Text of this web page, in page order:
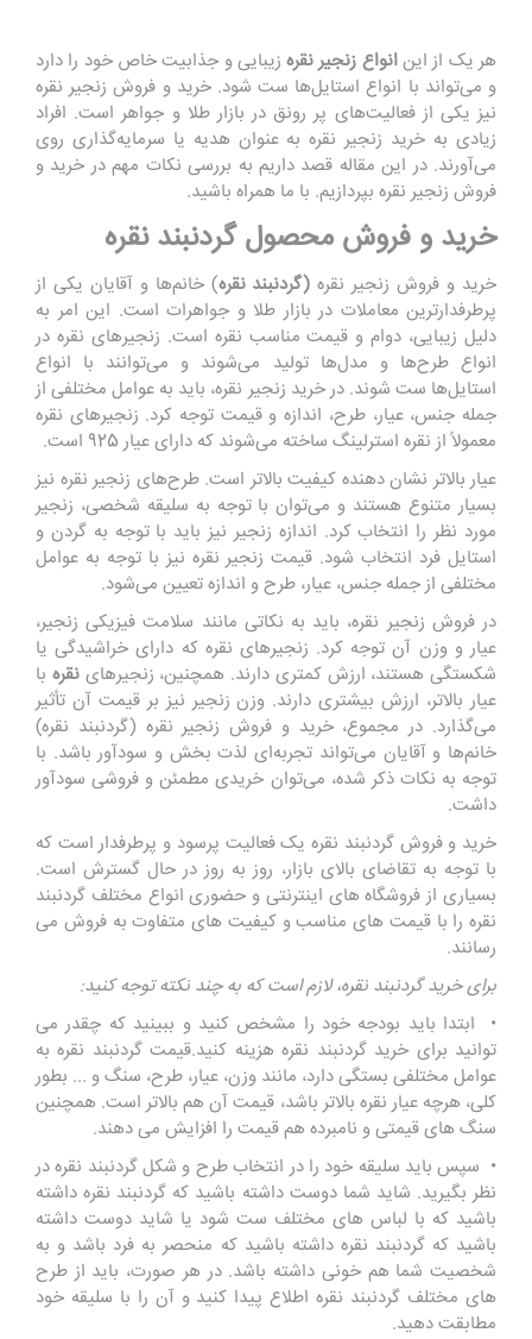
هر یک از اینانواع زنجیر نقرهزیبایی و جذابیت خاص خود را دارد
و می‌تواند با انواع استایل‌ها ست شود. خرید و فروش زنجیر نقره
نیز یکی از فعالیت‌های پر رونق در بازار طلا و جواهر است. افراد
زیادی به خرید زنجیر نقره به عنوان هدیه یا سرمایه‌گذاری روی
می‌آورند. در این مقاله قصد داریم به بررسی نکات مهم در خرید و
فروش زنجیر نقره بپردازیم. با ما همراه باشید.
خرید و فروش محصول گردنبند نقره
خرید و فروش زنجیر نقره (گردنبند نقره) خانم‌ها و آقایان یکی از
پرطرفدارترین معاملات در بازار طلا و جواهرات است. این امر به
دلیل زیبایی، دوام و قیمت مناسب نقره است. زنجیرهای نقره در
انواع طرح‌ها و مدل‌ها تولید می‌شوند و می‌توانند با انواع
استایل‌ها ست شوند. در خرید زنجیر نقره، باید به عوامل مختلفی از
جمله جنس، عیار، طرح، اندازه و قیمت توجه کرد. زنجیرهای نقره
معمولاً از نقره استرلینگ ساخته می‌شوند که دارای عیار 925 است.
عیار بالاتر نشان دهنده کیفیت بالاتر است. طرح‌های زنجیر نقره نیز
بسیار متنوع هستند و می‌توان با توجه به سلیقه شخصی، زنجیر
مورد نظر را انتخاب کرد. اندازه زنجیر نیز باید با توجه به گردن و
استایل فرد انتخاب شود. قیمت زنجیر نقره نیز با توجه به عوامل
مختلفی از جمله جنس، عیار، طرح و اندازه تعیین می‌شود.
در فروش زنجیر نقره، باید به نکاتی مانند سلامت فیزیکی زنجیر،
عیار و وزن آن توجه کرد. زنجیرهای نقره که دارای خراشیدگی یا
شکستگی هستند، ارزش کمتری دارند. همچنین، زنجیرهاینقره با
عیار بالاتر، ارزش بیشتری دارند. وزن زنجیر نیز بر قیمت آن تأثیر
می‌گذارد. در مجموع، خرید و فروش زنجیر نقره (گردنبند نقره)
خانم‌ها و آقایان می‌تواند تجربه‌ای لذت بخش و سودآور باشد. با
توجه به نکات ذکر شده، می‌توان خریدی مطمئن و فروشی سودآور
داشت.
خرید و فروش گردنبند نقره یک فعالیت پرسود و پرطرفدار است که
با توجه به تقاضای بالای بازار، روز به روز در حال گسترش است.
بسیاری از فروشگاه های اینترنتی و حضوری انواع مختلف گردنبند
نقره را با قیمت های مناسب و کیفیت های متفاوت به فروش می
رسانند.
برای خرید گردنبند نقره، لازم است که به چند نکته توجه کنید:
• ابتدا باید بودجه خود را مشخص کنید و ببینید که چقدر می
توانید برای خرید گردنبند نقره هزینه کنید.قیمت گردنبند نقره به
عوامل مختلفی بستگی دارد، مانند وزن، عیار، طرح، سنگ و ... بطور
کلی، هرچه عیار نقره بالاتر باشد، قیمت آن هم بالاتر است. همچنین
سنگ های قیمتی و نامبرده هم قیمت را افزایش می دهند.
• سپس باید سلیقه خود را در انتخاب طرح و شکل گردنبند نقره در
نظر بگیرید. شاید شما دوست داشته باشید که گردنبند نقره داشته
باشید که با لباس های مختلف ست شود یا شاید دوست داشته
باشید که گردنبند نقره داشته باشید که منحصر به فرد باشد و به
شخصیت شما هم خونی داشته باشد. در هر صورت، باید از طرح
های مختلف گردنبند نقره اطلاع پیدا کنید و آن را با سلیقه خود
مطابقت دهید.